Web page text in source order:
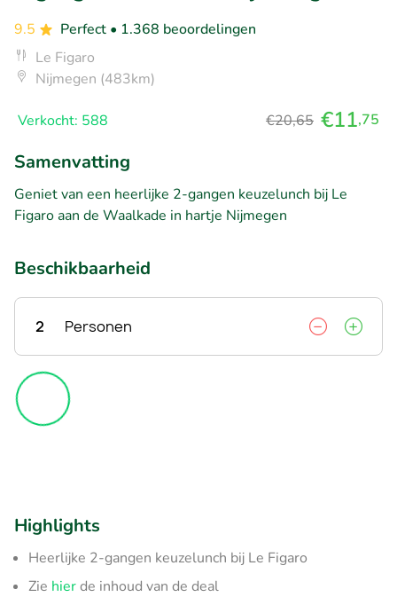
9.5 Perfect • 1.368 beoordelingen
Le Figaro
Nijmegen (483km)
Verkocht: 588 €20,65 €11,75
Samenvatting
Geniet van een heerlijke 2-gangen keuzelunch bij Le
Figaro aan de Waalkade in hartje Nijmegen
Beschikbaarheid
2 Personen
Highlights
Heerlijke 2-gangen keuzelunch bij Le Figaro
Zie hierde inhoud van de deal